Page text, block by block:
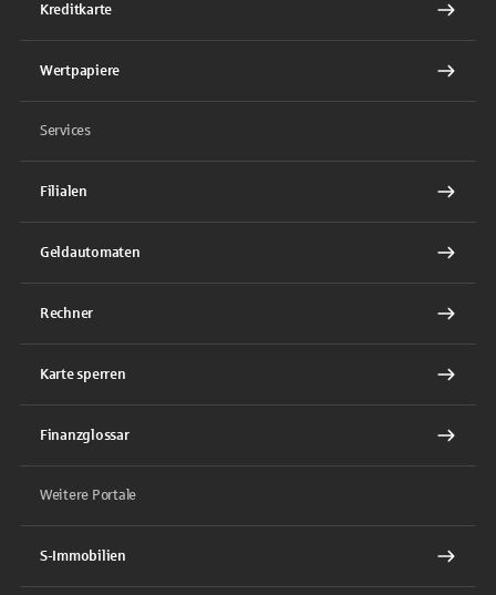
Kreditkarte
Wertpapiere
Services
Filialen
Geldautomaten
Rechner
Karte sperren
Finanzglossar
Weitere Portale
S-Immobilien